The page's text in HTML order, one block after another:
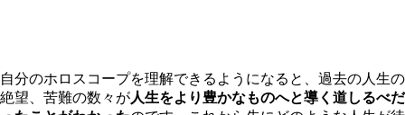
自分のホロスコープを理解できるようになると、過去の人生の
絶望、苦難の数々が人生をより豊かなものへと導く道しるべだ